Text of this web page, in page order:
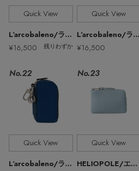
ELLE SHOP 公式アプ
Quick View
L’arcobaleno/ラルコバレーノ
¥16,500
残りわずか
Quick View
L’arcobaleno/ラルコバレーノ
¥16,500
No.22
Quick View
L’arcobaleno/ラルコバレーノ
No.23
Quick View
HELIOPOLE/エリオポール